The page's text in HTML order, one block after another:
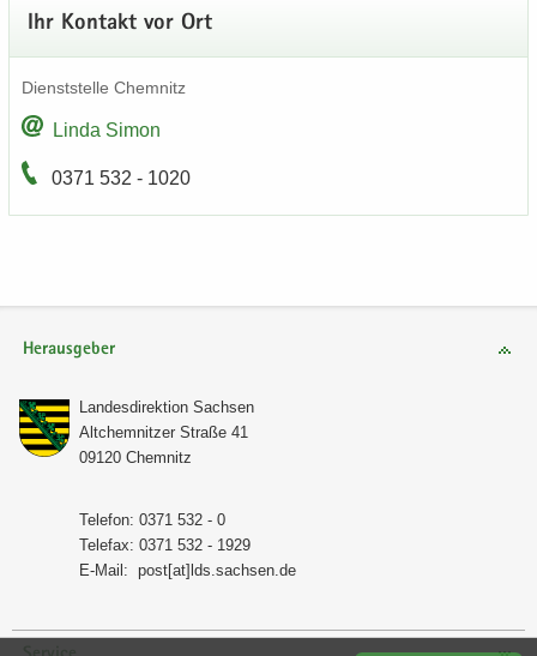
Ihr Kon­takt vor Ort
Dienst­stel­le Chem­nitz
Linda Simon
0371 532 - 1020
Herausgeber
Lan­des­di­rek­ti­on Sach­sen
Alt­chem­nit­zer Stra­ße 41
09120 Chem­nitz
Te­le­fon: 0371 532 - 0
Te­le­fax: 0371 532 - 1929
E-​Mail: post[at]lds.sach­sen.de